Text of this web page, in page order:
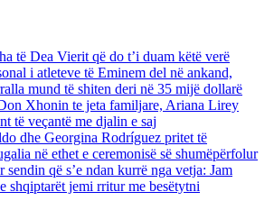
të Dea Vierit që do t’i duam këtë verë
i atleteve të Eminem del në ankand,
mund të shiten deri në 35 mijë dollarë
Xhonin te jeta familjare, Ariana Lirey
të veçantë me djalin e saj
dhe Georgina Rodríguez pritet të
në ethet e ceremonisë së shumëpërfolur
sendin që s’e ndan kurrë nga vetja: Jam
shqiptarët jemi rritur me besëtytni